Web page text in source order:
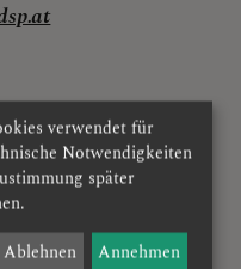
Magret
verwendet für
Notwendigkeiten
später
Ablehnen Annehmen